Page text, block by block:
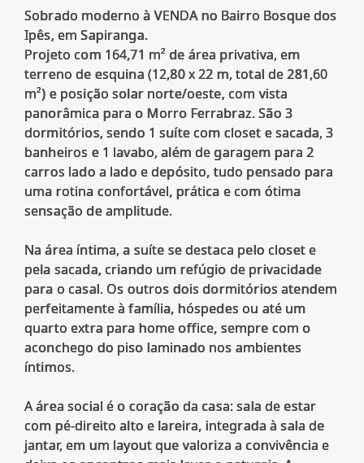
Sobrado moderno à VENDA no Bairro Bosque dos
Ipês, em Sapiranga.
Projeto com 164,71 m² de área privativa, em
terreno de esquina (12,80 x 22 m, total de 281,60
m²) e posição solar norte/oeste, com vista
panorâmica para o Morro Ferrabraz. São 3
dormitórios, sendo 1 suíte com closet e sacada, 3
banheiros e 1 lavabo, além de garagem para 2
carros lado a lado e depósito, tudo pensado para
uma rotina confortável, prática e com ótima
sensação de amplitude.
Na área íntima, a suíte se destaca pelo closet e
pela sacada, criando um refúgio de privacidade
para o casal. Os outros dois dormitórios atendem
perfeitamente à família, hóspedes ou até um
quarto extra para home office, sempre com o
aconchego do piso laminado nos ambientes
íntimos.
A área social é o coração da casa: sala de estar
com pé-direito alto e lareira, integrada à sala de
jantar, em um layout que valoriza a convivência e